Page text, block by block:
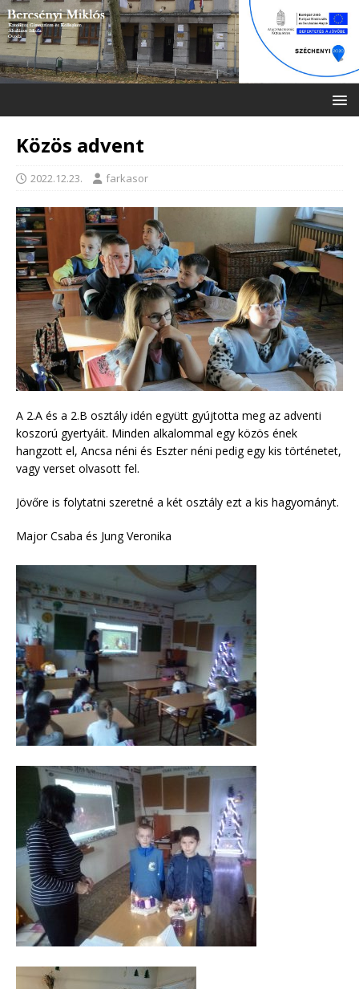
Közös advent
2022.12.23. farkasor
A 2.A és a 2.B osztály idén együtt gyújtotta meg az adventi
koszorú gyertyáit. Minden alkalommal egy közös ének
hangzott el, Ancsa néni és Eszter néni pedig egy kis történetet,
vagy verset olvasott fel.
Jövőre is folytatni szeretné a két osztály ezt a kis hagyományt.
Major Csaba és Jung Veronika